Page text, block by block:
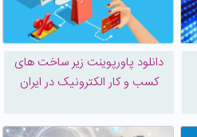
دانلود پاورپوینت زیر ساخت های
کسب و کار الکترونیک در ایران